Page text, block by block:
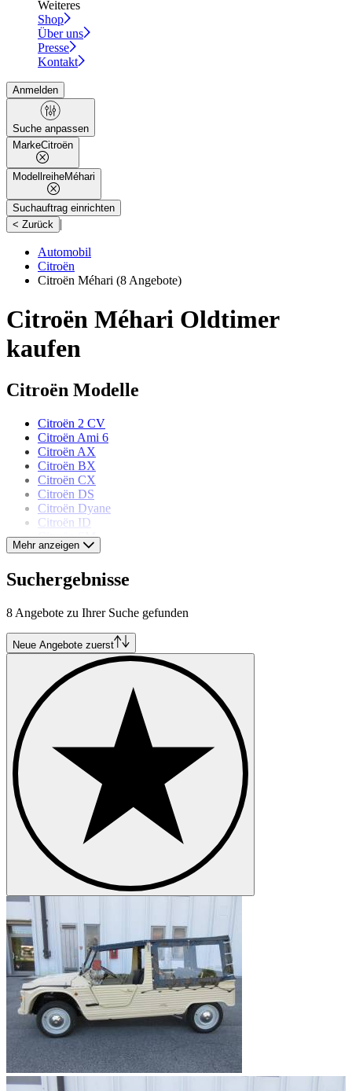
Weiteres
Shop
Über uns
Presse
Kontakt
Anmelden
Suche anpassen
MarkeCitroën
ModellreiheMéhari
Suchauftrag einrichten
< Zurück |
Automobil
Citroën
Citroën Méhari (8 Angebote)
Citroën Méhari Oldtimer
kaufen
Citroën Modelle
Citroën 2 CV
Citroën Ami 6
Citroën AX
Citroën BX
Citroën CX
Citroën DS
Citroën Dyane
Citroën ID
Citroën SM
Citroën Traction Avant
Citroën Typ H
Mehr anzeigen
Suchergebnisse
8 Angebote zu Ihrer Suche gefunden
Neue Angebote zuerst